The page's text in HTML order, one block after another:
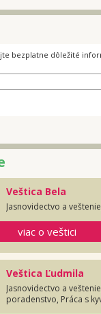
bezplatne dôležité
Veštica Bela
Jasnovidectvo a
viac o veštici
Veštica Ľudmila
Jasnovidectvo a
poradenstvo, Práca s